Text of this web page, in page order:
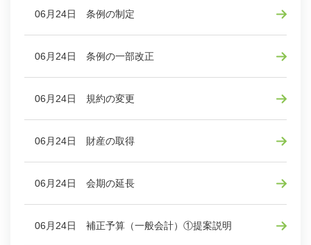
06月24日 条例の制定
06月24日 条例の一部改正
06月24日 規約の変更
06月24日 財産の取得
06月24日 会期の延長
06月24日 補正予算（一般会計）①提案説明